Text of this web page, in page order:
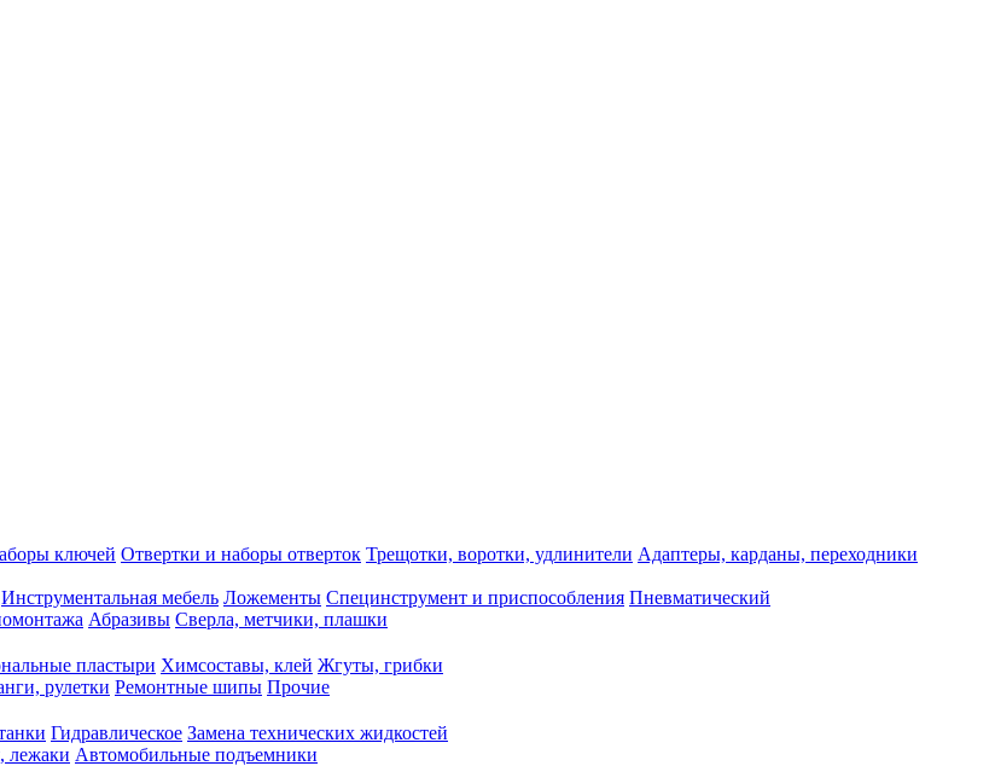
ключей Отвертки и наборы отверток Трещотки, воротки, удлинители Адаптеры, карданы, переходники
Инструментальная мебель Ложементы Специнструмент и приспособления Пневматический
Абразивы Сверла, метчики, плашки
пластыри Химсоставы, клей Жгуты, грибки
рулетки Ремонтные шипы Прочие
Гидравлическое Замена технических жидкостей
лежаки Автомобильные подъемники